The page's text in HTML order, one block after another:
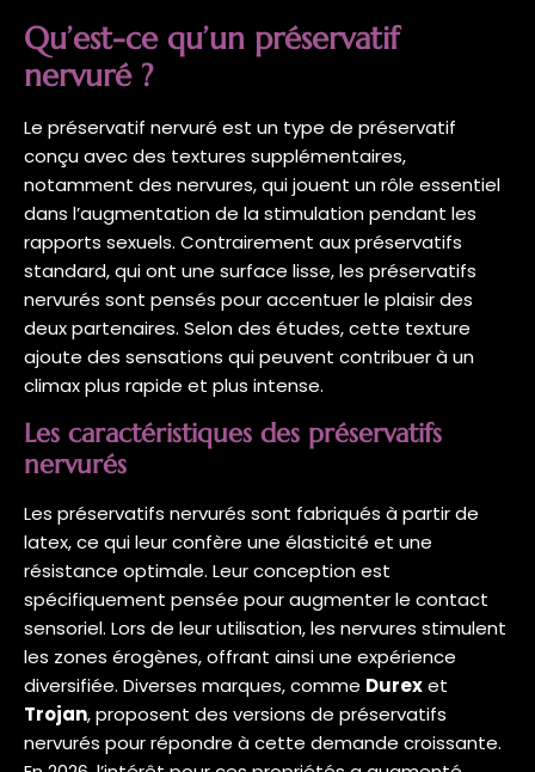
Qu’est-ce qu’un préservatif
nervuré ?
Le préservatif nervuré est un type de préservatif
conçu avec des textures supplémentaires,
notamment des nervures, qui jouent un rôle essentiel
dans l’augmentation de la stimulation pendant les
rapports sexuels. Contrairement aux préservatifs
standard, qui ont une surface lisse, les préservatifs
nervurés sont pensés pour accentuer le plaisir des
deux partenaires. Selon des études, cette texture
ajoute des sensations qui peuvent contribuer à un
climax plus rapide et plus intense.
Les caractéristiques des préservatifs
nervurés
Les préservatifs nervurés sont fabriqués à partir de
latex, ce qui leur confère une élasticité et une
résistance optimale. Leur conception est
spécifiquement pensée pour augmenter le contact
sensoriel. Lors de leur utilisation, les nervures stimulent
les zones érogènes, offrant ainsi une expérience
diversifiée. Diverses marques, comme Durexet
Trojan, proposent des versions de préservatifs
nervurés pour répondre à cette demande croissante.